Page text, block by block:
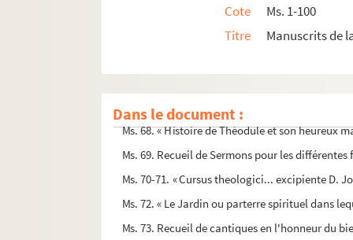
Cote
Ms. 1-100
Titre
Manuscrits de
Dans le document :
Ms. 63. « Recueil des lettres patentes
Ms. 64. « Abrégé des méditations du R. P.
Ms. 67. « Meditation pour une retraite de huit
Ms. 68. « Histoire de Théodule et son heureux
Ms. 69. Recueil de Sermons pour les différentes
Ms. 70-71. « Cursus theologici... excipiente D.
Ms. 72. « Le Jardin ou parterre spirituel dans
Ms. 73. Recueil de cantiques en l'honneur du